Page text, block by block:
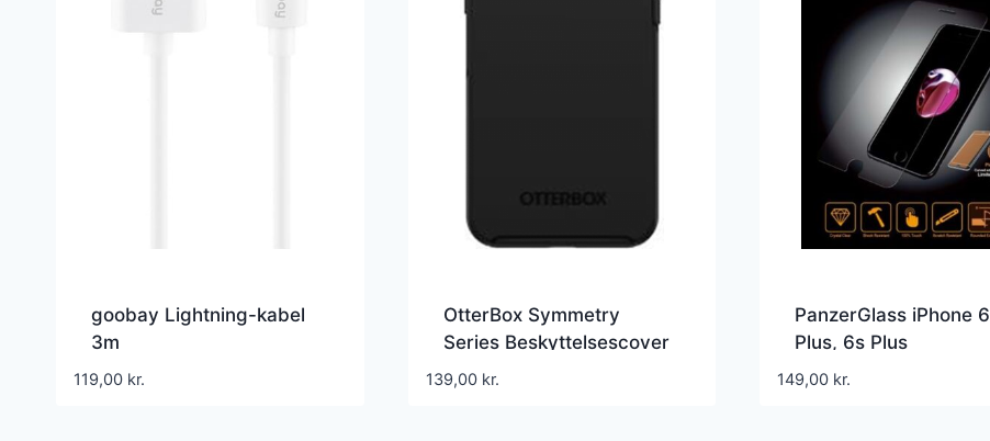
goobay Lightning-kabel
3m
119,00 kr.
OtterBox Symmetry
Series Beskyttelsescover
Sort
139,00 kr.
PanzerGlass iPhone 6
Plus, 6s Plus
149,00 kr.